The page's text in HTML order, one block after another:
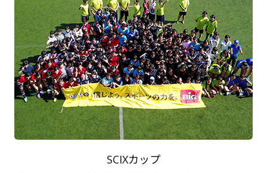
SCIXカップ